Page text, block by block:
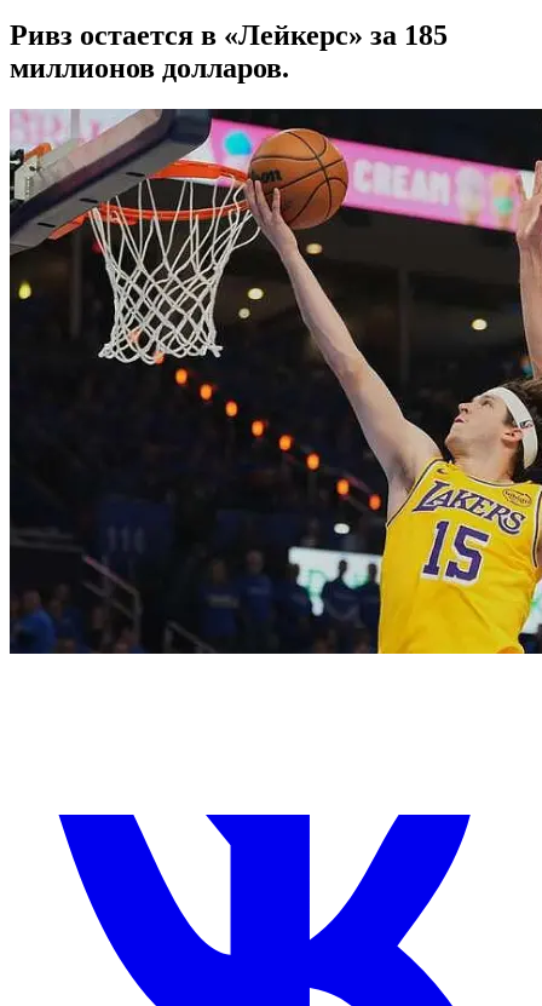
Ривз остается в «Лейкерс» за 185
миллионов долларов.